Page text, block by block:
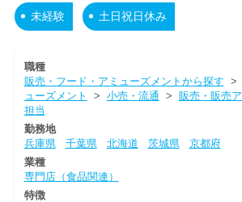
未経験 土日祝日休み
職種
販売・フード・アミューズメントから探す >
ューズメント
> 小売・流通 > 販売・販売
担当
勤務地
兵庫県
千葉県 北海道 茨城県
京都府
業種
専門店（食品関連）
特徴